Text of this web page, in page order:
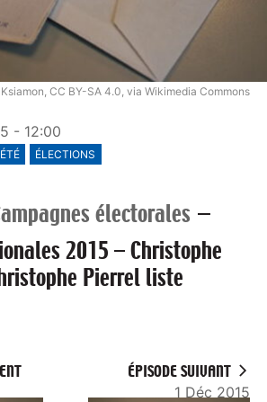
CC BY-SA 4.0, via Wikimedia Commons
- 12:00
ÉLECTIONS
électorales —
2015 – Christophe
Pierrel liste
ÉPISODE SUIVANT
1 Déc 2015